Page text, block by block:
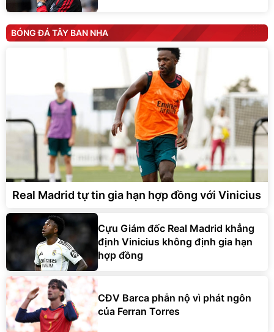
BÓNG ĐÁ TÂY BAN NHA
Real Madrid tự tin gia hạn hợp đồng với Vinicius
Cựu Giám đốc Real Madrid khẳng
định Vinicius không định gia hạn
hợp đồng
CĐV Barca phẫn nộ vì phát ngôn
của Ferran Torres